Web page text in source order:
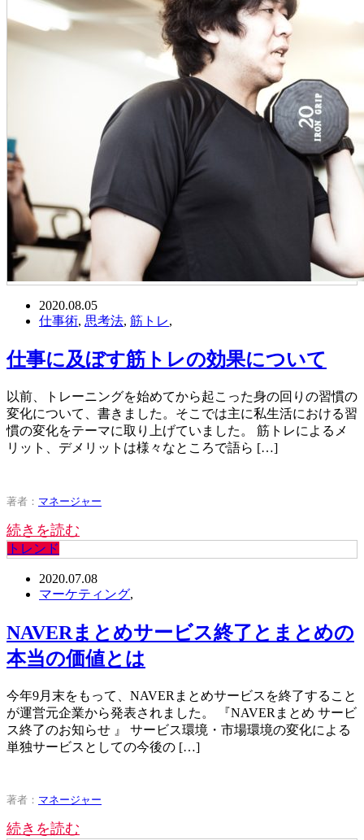
2020.08.05
仕事術, 思考法, 筋トレ,
仕事に及ぼす筋トレの効果について
以前、トレーニングを始めてから起こった身の回りの習慣の
変化について、書きました。そこでは主に私生活における習
慣の変化をテーマに取り上げていました。 筋トレによるメ
リット、デメリットは様々なところで語ら […]
著者： マネージャー
続きを読む
トレンド
2020.07.08
マーケティング,
NAVERまとめサービス終了とまとめの
本当の価値とは
今年9月末をもって、NAVERまとめサービスを終了すること
が運営元企業から発表されました。 『NAVERまとめ サービ
ス終了のお知らせ 』 サービス環境・市場環境の変化による
単独サービスとしての今後の […]
著者： マネージャー
続きを読む